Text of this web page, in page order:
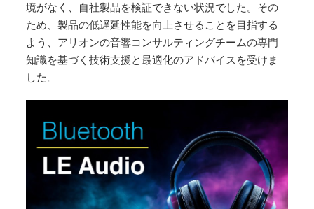
境がなく、自社製品を検証できない状況でした。その
ため、製品の低遅延性能を向上させることを目指する
よう、アリオンの音響コンサルティングチームの専門
知識を基づく技術支援と最適化のアドバイスを受けま
した。